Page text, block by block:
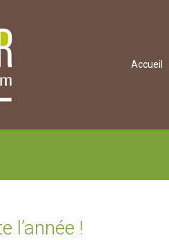
Accueil
l’année !